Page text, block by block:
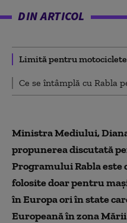
DIN ARTICOL
Limită pentru
Ce se întâmplă cu Rabla
Ministra Mediului,
propunerea discutată
Programului Rabla este
folosite doar pentru
în Europa ori în state
Europeană în zona